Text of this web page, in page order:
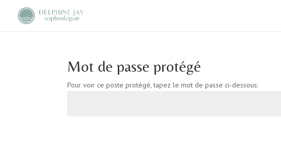
Mot de passe protégé
Pour voir ce poste protégé, tapez le mot de passe ci-dessous: